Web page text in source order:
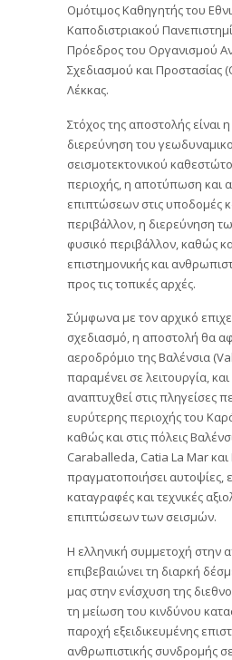
Ομότιμος Καθηγητής του
Καποδιστριακού
Πρόεδρος του Οργανισμού
Σχεδιασμού και Προστασίας
Λέκκας.
Στόχος της αποστολής είναι
διερεύνηση του
σεισμοτεκτονικού
περιοχής, η αποτύπωση και
επιπτώσεων στις υποδομές
περιβάλλον, η διερεύνηση
φυσικό περιβάλλον, καθώς
επιστημονικής και
προς τις τοπικές αρχές.
Σύμφωνα με τον αρχικό
σχεδιασμό, η αποστολή θα
αεροδρόμιο της Βαλένσια
παραμένει σε λειτουργία,
αναπτυχθεί στις πληγείσες
ευρύτερης περιοχής του
καθώς και στις πόλεις
Caraballeda, Catia La Mar
πραγματοποιήσει αυτοψίες,
καταγραφές και τεχνικές
επιπτώσεων των σεισμών.
Η ελληνική συμμετοχή στην
επιβεβαιώνει τη διαρκή
μας στην ενίσχυση της
τη μείωση του κινδύνου
παροχή εξειδικευμένης
ανθρωπιστικής συνδρομής